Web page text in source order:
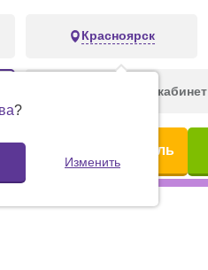
Красноярск
?
Изменить
Личный кабинет
Предметный указатель